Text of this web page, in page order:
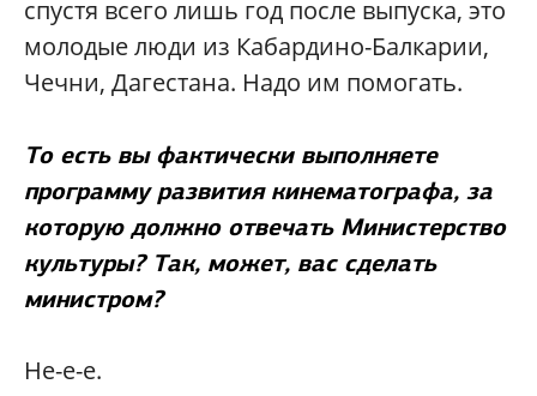
спустя всего лишь год после выпуска, это
молодые люди из Кабардино-Балкарии,
Чечни, Дагестана. Надо им помогать.
То есть вы фактически выполняете
программу развития кинематографа, за
которую должно отвечать Министерство
культуры? Так, может, вас сделать
министром?
Не-е-е.